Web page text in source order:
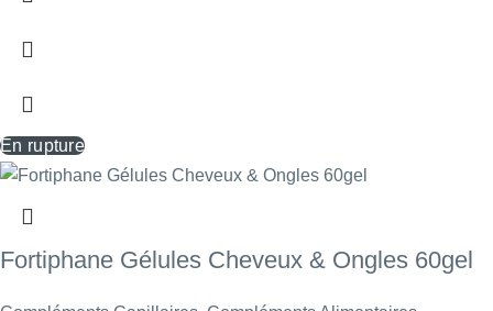
En rupture
Fortiphane Gélules Cheveux & Ongles 60gel